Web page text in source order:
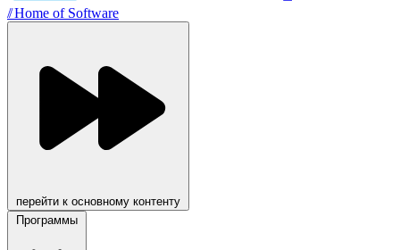
//Home of Software
перейти к основному контенту
Программы